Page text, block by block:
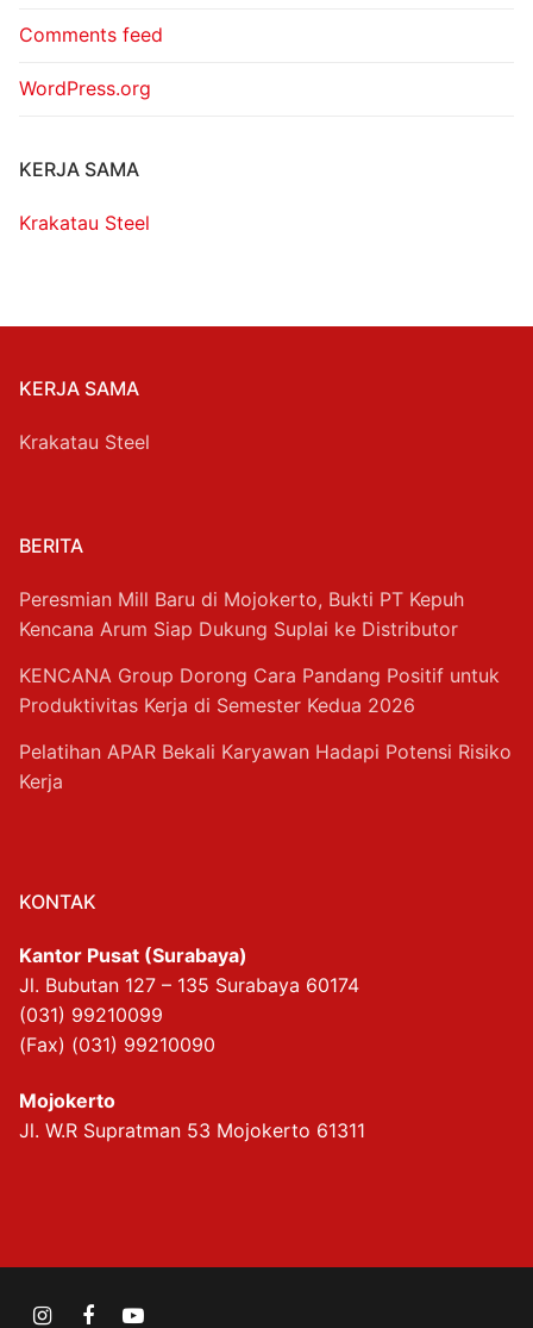
Comments feed
WordPress.org
KERJA SAMA
Krakatau Steel
KERJA SAMA
Krakatau Steel
BERITA
Peresmian Mill Baru di Mojokerto, Bukti PT Kepuh
Kencana Arum Siap Dukung Suplai ke Distributor
KENCANA Group Dorong Cara Pandang Positif untuk
Produktivitas Kerja di Semester Kedua 2026
Pelatihan APAR Bekali Karyawan Hadapi Potensi Risiko
Kerja
KONTAK
Kantor Pusat (Surabaya)
Jl. Bubutan 127 – 135 Surabaya 60174
(031) 99210099
(Fax) (031) 99210090
Mojokerto
Jl. W.R Supratman 53 Mojokerto 61311